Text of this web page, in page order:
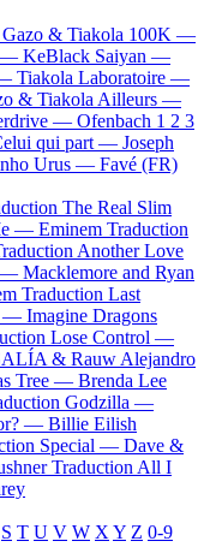
Gazo & Tiakola 100K —
— KeBlack Saiyan —
Tiakola Laboratoire —
& Tiakola Ailleurs —
— Ofenbach 1 2 3
qui part — Joseph
Urus — Favé (FR)
The Real Slim
— Eminem Traduction
Another Love
— Macklemore and Ryan
Traduction Last
— Imagine Dragons
Lose Control —
& Rauw Alejandro
Tree — Brenda Lee
Godzilla —
— Billie Eilish
Special — Dave &
Traduction All I
S T U V W X Y Z 0-9